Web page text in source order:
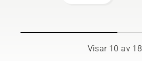
det
ryggburna
Visar 10 av 18